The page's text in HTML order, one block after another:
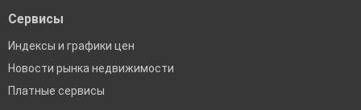
Сервисы
Индексы и графики цен
Новости рынка недвижимости
Платные сервисы